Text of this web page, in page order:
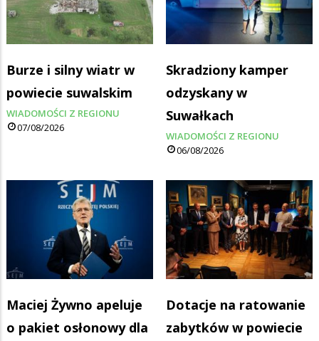
Burze i silny wiatr w
powiecie suwalskim
WIADOMOŚCI Z REGIONU
07/08/2026
Skradziony kamper
odzyskany w
Suwałkach
WIADOMOŚCI Z REGIONU
06/08/2026
Maciej Żywno apeluje
o pakiet osłonowy dla
Dotacje na ratowanie
zabytków w powiecie